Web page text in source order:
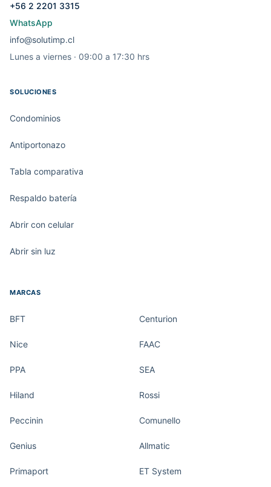
+56 2 2201 3315
WhatsApp
info@solutimp.cl
Lunes a viernes · 09:00 a 17:30 hrs
SOLUCIONES
Condominios
Antiportonazo
Tabla comparativa
Respaldo batería
Abrir con celular
Abrir sin luz
MARCAS
BFT Centurion
Nice FAAC
PPA SEA
Hiland Rossi
Peccinin Comunello
Genius Allmatic
Primaport ET System